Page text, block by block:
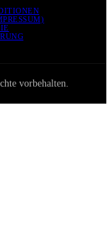
vorbehalten.